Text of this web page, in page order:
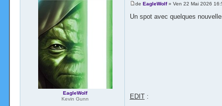
de EagleWolf» Ven 22 Mai 2026
Un spot avec quelques
EDIT:
EagleWolf
Kevin Gunn